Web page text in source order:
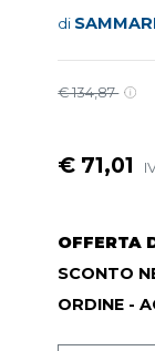
di
€ 134,87
€ 71,01
OFFERTA
SCONTO
ORDINE -